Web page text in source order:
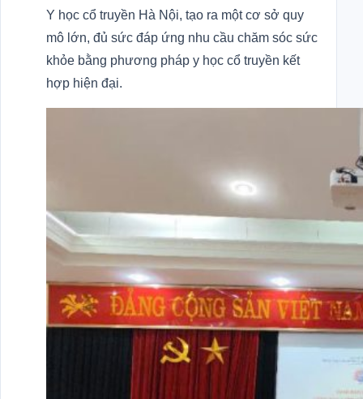
Y học cổ truyền Hà Nội, tạo ra một cơ sở quy
mô lớn, đủ sức đáp ứng nhu cầu chăm sóc sức
khỏe bằng phương pháp y học cổ truyền kết
hợp hiện đại.